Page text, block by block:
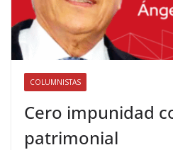
COLUMNISTAS
Cero impunidad
patrimonial